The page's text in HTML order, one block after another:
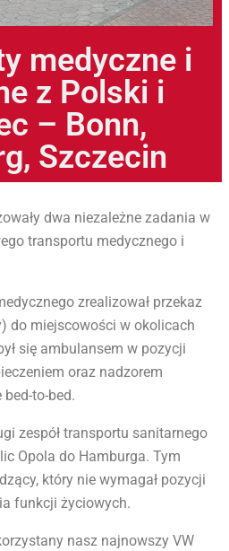
medyczne i
z Polski i
– Bonn,
Szczecin
dwa niezależne zadania w
transportu medycznego i
zrealizował przekaz
do miejscowości w okolicach
się ambulansem w pozycji
oraz nadzorem
to-bed.
zespół transportu sanitarnego
Opola do Hamburga. Tym
który nie wymagał pozycji
funkcji życiowych.
nasz najnowszy VW